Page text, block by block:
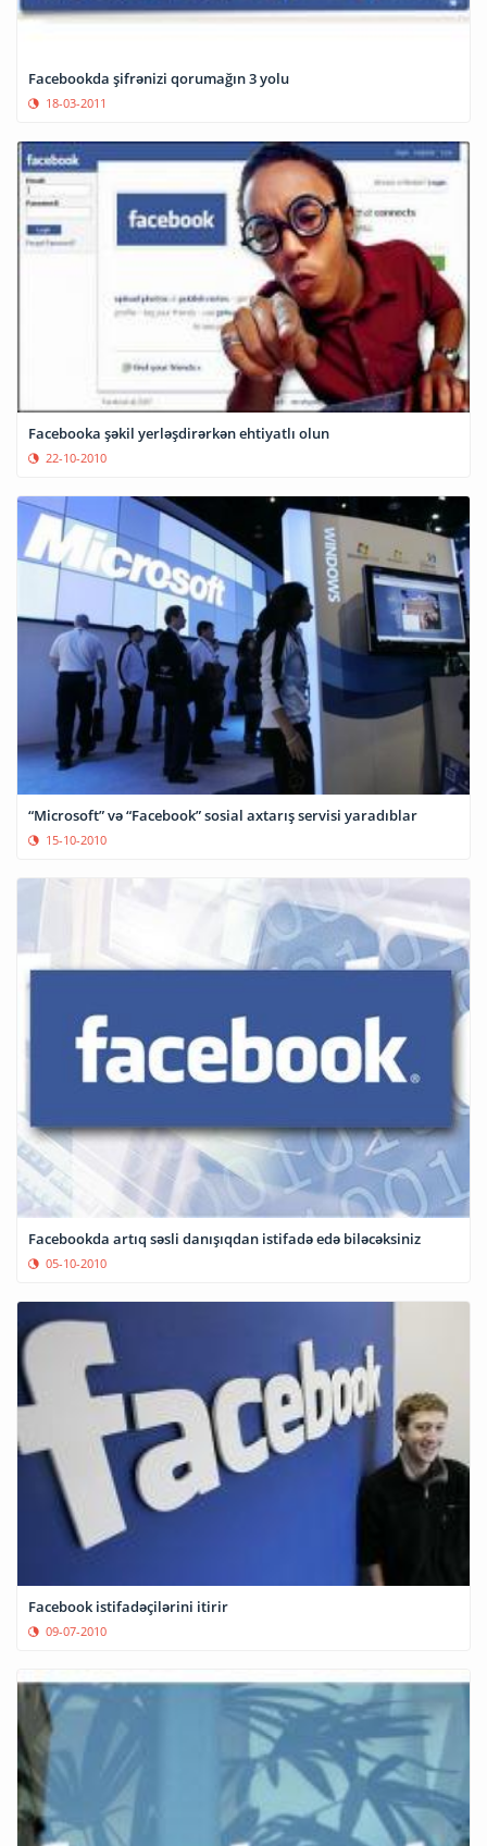
Facebookda şifrənizi qorumağın 3 yolu
18-03-2011
Facebooka şəkil yerləşdirərkən ehtiyatlı olun
22-10-2010
“Microsoft” və “Facebook” sosial axtarış servisi yaradıblar
15-10-2010
Facebookda artıq səsli danışıqdan istifadə edə biləcəksiniz
05-10-2010
Facebook istifadəçilərini itirir
09-07-2010